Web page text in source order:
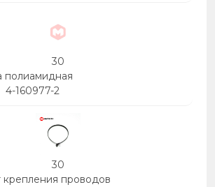
30
полиамидная
4-160977-2
30
крепления проводов